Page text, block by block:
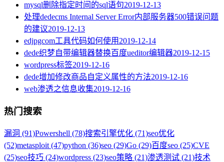
mysql删除指定时间的sql语句2019-12-13
处理dedecms Internal Server Error内部服务器500错误问题
的建议2019-12-13
edjpgcom工具代码如何使用 2019-12-14
dede织梦自带编辑器替换百度ueditor编辑器2019-12-15
wordpress标签2019-12-16
dede增加修改商品自定义属性的方法2019-12-16
web渗透之信息收集2019-12-16
热门搜索
漏洞 (91)Powershell (78)搜索引擎优化 (71)seo优化
(52)metasploit (47)python (36)seo (29)Go (29)百度seo (25)CVE
(25)seo技巧 (24)wordpress (23)seo策略 (21)渗透测试 (21)技术